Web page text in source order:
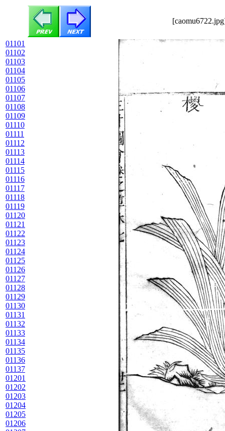
01101
01102
01103
01104
01105
01106
01107
01108
01109
01110
01111
01112
01113
01114
01115
01116
01117
01118
01119
01120
01121
01122
01123
01124
01125
01126
01127
01128
01129
01130
01131
01132
01133
01134
01135
01136
01137
01201
01202
01203
01204
01205
01206